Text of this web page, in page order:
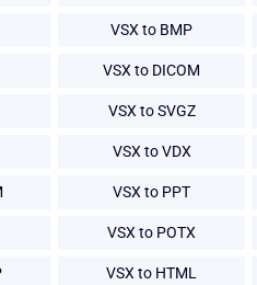
VSX to BMP
VSX to DICOM
VSX to SVGZ
VSX to VDX
VSX to PPT
VSX to POTX
VSX to HTML